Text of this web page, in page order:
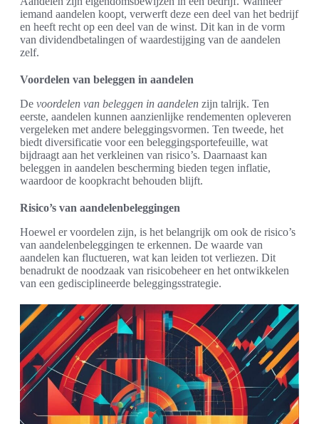
iemand aandelen koopt, verwerft deze een deel van het bedrijf
en heeft recht op een deel van de winst. Dit kan in de vorm
van dividendbetalingen of waardestijging van de aandelen
zelf.
Voordelen van beleggen in aandelen
De voordelen van beleggen in aandelen zijn talrijk. Ten
eerste, aandelen kunnen aanzienlijke rendementen opleveren
vergeleken met andere beleggingsvormen. Ten tweede, het
biedt diversificatie voor een beleggingsportefeuille, wat
bijdraagt aan het verkleinen van risico’s. Daarnaast kan
beleggen in aandelen bescherming bieden tegen inflatie,
waardoor de koopkracht behouden blijft.
Risico’s van aandelenbeleggingen
Hoewel er voordelen zijn, is het belangrijk om ook de risico’s
van aandelenbeleggingen te erkennen. De waarde van
aandelen kan fluctueren, wat kan leiden tot verliezen. Dit
benadrukt de noodzaak van risicobeheer en het ontwikkelen
van een gedisciplineerde beleggingsstrategie.